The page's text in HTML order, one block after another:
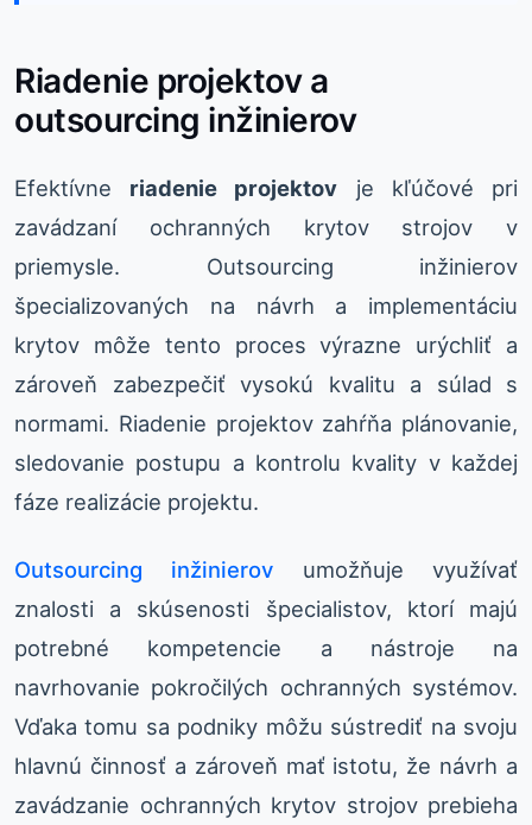
Riadenie projektov a
outsourcing inžinierov
Efektívne riadenie projektov je kľúčové pri
zavádzaní ochranných krytov strojov v
priemysle. Outsourcing inžinierov
špecializovaných na návrh a implementáciu
krytov môže tento proces výrazne urýchliť a
zároveň zabezpečiť vysokú kvalitu a súlad s
normami. Riadenie projektov zahŕňa plánovanie,
sledovanie postupu a kontrolu kvality v každej
fáze realizácie projektu.
Outsourcing inžinierov umožňuje využívať
znalosti a skúsenosti špecialistov, ktorí majú
potrebné kompetencie a nástroje na
navrhovanie pokročilých ochranných systémov.
Vďaka tomu sa podniky môžu sústrediť na svoju
hlavnú činnosť a zároveň mať istotu, že návrh a
zavádzanie ochranných krytov strojov prebieha